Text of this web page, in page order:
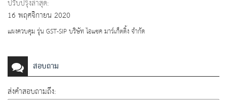
ปรับปรุงล่าสุด:
16 พฤศจิกายน 2020
แผงควบคุม รุ่น GST-SIP บริษัท ไอแซค มาร์เก็ตติ้ง จำกัด
สอบถาม
ส่งคำสอบถามถึง: